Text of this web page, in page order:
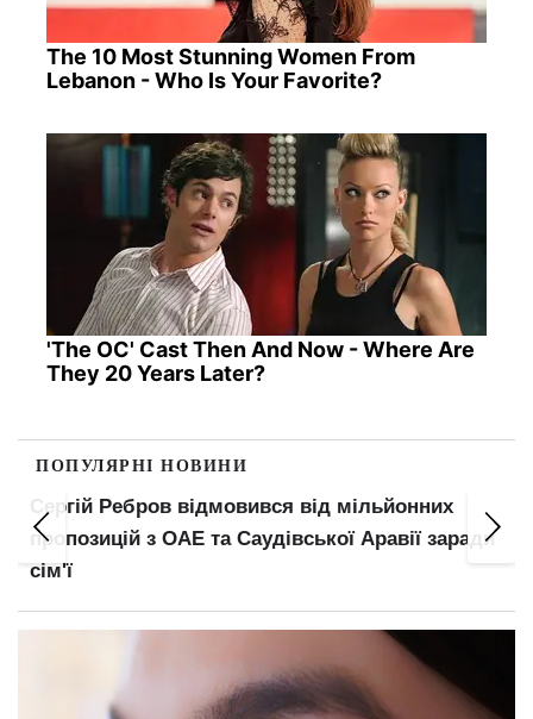
The 10 Most Stunning Women From
Lebanon - Who Is Your Favorite?
'The OC' Cast Then And Now - Where Are
They 20 Years Later?
ПОПУЛЯРНІ НОВИНИ
Пенсіонерів поділять на три категорії: що
зміниться у виплатах